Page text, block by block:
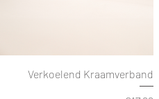
Verkoelend Kraamverband